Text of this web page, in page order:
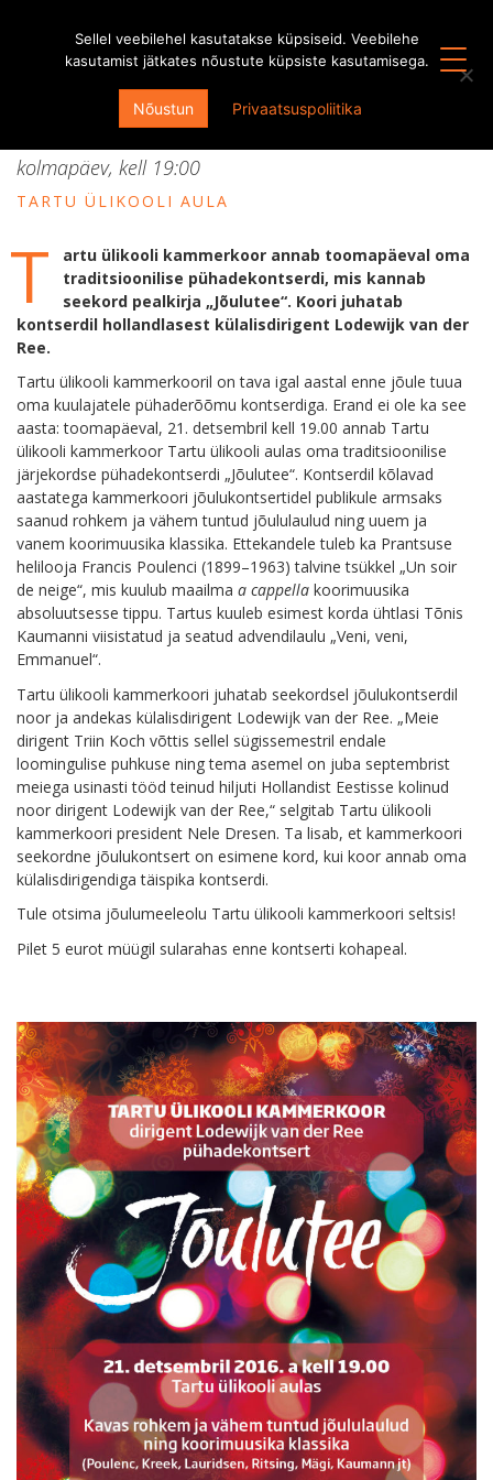
pühadekontsert “Jõulutee”
21. detsember, 2016
kolmapäev, kell 19:00
TARTU ÜLIKOOLI AULA
T
artu ülikooli kammerkoor annab toomapäeval oma
traditsioonilise pühadekontserdi, mis kannab
seekord pealkirja „Jõulutee“. Koori juhatab
kontserdil hollandlasest külalisdirigent Lodewijk van der
Ree.
Tartu ülikooli kammerkooril on tava igal aastal enne jõule tuua
oma kuulajatele pühaderõõmu kontserdiga. Erand ei ole ka see
aasta: toomapäeval, 21. detsembril kell 19.00 annab Tartu
ülikooli kammerkoor Tartu ülikooli aulas oma traditsioonilise
järjekordse pühadekontserdi „Jõulutee“. Kontserdil kõlavad
aastatega kammerkoori jõulukontsertidel publikule armsaks
saanud rohkem ja vähem tuntud jõululaulud ning uuem ja
vanem koorimuusika klassika. Ettekandele tuleb ka Prantsuse
helilooja Francis Poulenci (1899–1963) talvine tsükkel „Un soir
de neige“, mis kuulub maailma a cappella koorimuusika
absoluutsesse tippu. Tartus kuuleb esimest korda ühtlasi Tõnis
Kaumanni viisistatud ja seatud advendilaulu „Veni, veni,
Emmanuel“.
Tartu ülikooli kammerkoori juhatab seekordsel jõulukontserdil
noor ja andekas külalisdirigent Lodewijk van der Ree. „Meie
dirigent Triin Koch võttis sellel sügissemestril endale
loomingulise puhkuse ning tema asemel on juba septembrist
meiega usinasti tööd teinud hiljuti Hollandist Eestisse kolinud
noor dirigent Lodewijk van der Ree,“ selgitab Tartu ülikooli
kammerkoori president Nele Dresen. Ta lisab, et kammerkoori
seekordne jõulukontsert on esimene kord, kui koor annab oma
külalisdirigendiga täispika kontserdi.
Tule otsima jõulumeeleolu Tartu ülikooli kammerkoori seltsis!
Pilet 5 eurot müügil sularahas enne kontserti kohapeal.
Sellel veebilehel kasutatakse küpsiseid. Veebilehe
kasutamist jätkates nõustute küpsiste kasutamisega.
Nõustun Privaatsuspoliitika